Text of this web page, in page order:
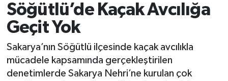
Söğütlü’de Kaçak Avcılığa
Geçit Yok
Sakarya’nın Söğütlü ilçesinde kaçak avcılıkla
mücadele kapsamında gerçekleştirilen
denetimlerde Sakarya Nehri’ne kurulan çok